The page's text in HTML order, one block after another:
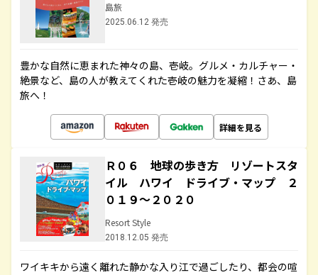
島旅
2025.06.12 発売
豊かな自然に恵まれた神々の島、壱岐。グルメ・カルチャー・
絶景など、島の人が教えてくれた壱岐の魅力を凝縮！さあ、島
旅へ！
詳細を見る
Ｒ０６ 地球の歩き方 リゾートスタ
イル ハワイ ドライブ・マップ ２
０１９～２０２０
Resort Style
2018.12.05 発売
ワイキキから遠く離れた静かな入り江で過ごしたり、都会の喧